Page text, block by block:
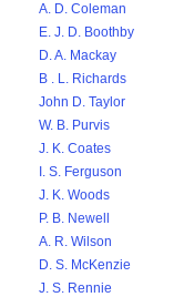
A. D. Coleman
E. J. D. Boothby
D. A. Mackay
B . L. Richards
John D. Taylor
W. B. Purvis
J. K. Coates
I. S. Ferguson
J. K. Woods
P. B. Newell
A. R. Wilson
D. S. McKenzie
J. S. Rennie